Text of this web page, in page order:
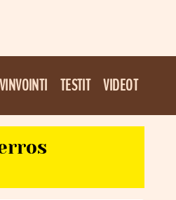
TESTIT VIDEOT